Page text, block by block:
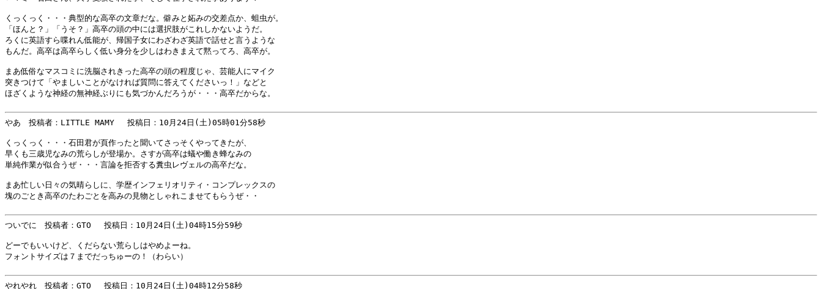
くっくっく・・・典型的な高卒の文章だな。僻みと妬みの交差点か、蛆虫が。
「ほんと？」「うそ？」高卒の頭の中には選択肢がこれしかないようだ。
ろくに英語すら喋れん低能が、帰国子女にわざわざ英語で話せと言うような
もんだ。高卒は高卒らしく低い身分を少しはわきまえて黙ってろ、高卒が。
まあ低俗なマスコミに洗脳されきった高卒の頭の程度じゃ、芸能人にマイク
突きつけて「やましいことがなければ質問に答えてくださいっ！」などと
ほざくような神経の無神経ぶりにも気づかんだろうが・・・高卒だからな。
やあ　投稿者：LITTLE MAMY 　投稿日：10月24日(土)05時01分58秒
くっくっく・・・石田君が頁作ったと聞いてさっそくやってきたが、
早くも三歳児なみの荒らしが登場か。さすが高卒は蟻や働き蜂なみの
単純作業が似合うぜ・・・言論を拒否する糞虫レヴェルの高卒だな。
まあ忙しい日々の気晴らしに、学歴インフェリオリティ・コンプレックスの
塊のごとき高卒のたわごとを高みの見物としゃれこませてもらうぜ・・
ついでに　投稿者：GTO 　投稿日：10月24日(土)04時15分59秒
どーでもいいけど、くだらない荒らしはやめよーね。
フォントサイズは７までだっちゅーの！（わらい）
やれやれ　投稿者：GTO 　投稿日：10月24日(土)04時12分58秒